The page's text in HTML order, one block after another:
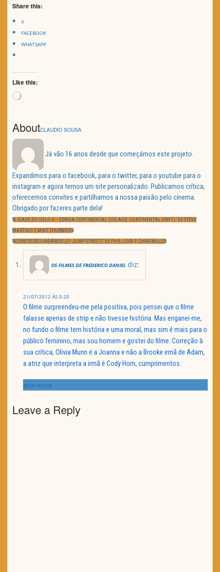
Share this:
X
FACEBOOK
WHATSAPP
Like this:
Loading…
AboutCLAUDIO SOUSA
Já vão 16 anos desde que começámos este projeto.
Expandimos para o facebook, para o twitter, para o youtube para o
instagram e agora temos um site personalizado. Publicamos crítica,
oferecemos convites e partilhamos a nossa paixão pelo cinema.
Obrigado por fazeres parte dela!
Navegação
de
artigos
PREVIOUS
POST:
“A IDADE DO GELO 4 – DERIVA CONTINENTAL (ICE AGE: CONTINENTAL DRIFT)” DE STEVE
MARTINO E MIKE THURMEIER
NEXT
POST:
“AGENTES SECUNDÁRIOS (21 JUMP STREET)” DE PHIL LORD E CHRIS MILLER
OS FILMES DE FREDERICO DANIEL diz:
21/07/2012 ÀS 0:20
O filme surpreendeu-me pela positiva, pois pensei que o filme
falasse apenas de strip e não tivesse história. Mas enganei-me,
no fundo o filme tem história e uma moral, mas sim é mais para o
público feminino, mas sou homem e gostei do filme. Correção à
sua crítica, Olivia Munn é a Joanna e não a Brooke irmã de Adam,
a atriz que interpreta a irmã é Cody Horn, cumprimentos.
RESPONDER
Leave a Reply